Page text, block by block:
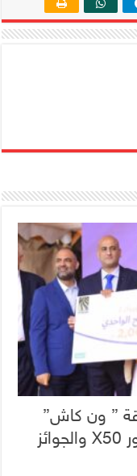
” ون كاش”
بتسليم الجائزة الكبرى سيارة جيتور X50 والجوائز